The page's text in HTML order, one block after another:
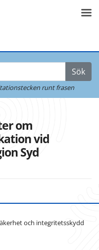
Sök
runt frasen
om
vid
Syd
och integritetsskydd